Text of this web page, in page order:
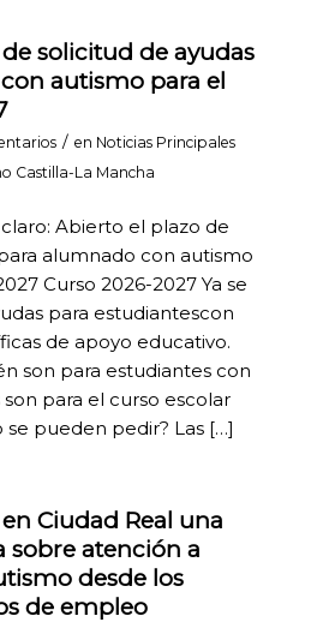
solicitud de ayudas
autismo para el
/ en Noticias Principales
Castilla-La Mancha
Abierto el plazo de
alumnado con autismo
Curso 2026-2027 Ya se
para estudiantescon
de apoyo educativo.
son para estudiantes con
para el curso escolar
se pueden pedir? Las […]
Ciudad Real una
sobre atención a
desde los
de empleo